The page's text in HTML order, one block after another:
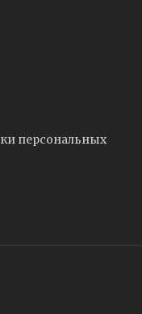
персональных